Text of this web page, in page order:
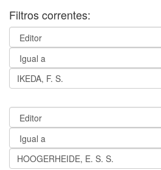
Filtros correntes: